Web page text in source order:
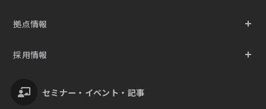
セミナー・イベント・記事
拠点情報
採用情報